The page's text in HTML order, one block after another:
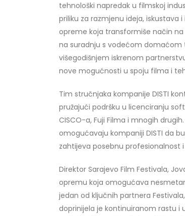
tehnološki napredak u filmskoj
priliku za razmjenu ideja,
opreme koja transformiše način
na suradnju s vodećom domaćom
višegodišnjem iskrenom
nove mogućnosti u spoju filma i
Tim stručnjaka kompanije DISTI
pružajući podršku u licenciranju
CISCO-a, Fuji Filma i mnogih
omogućavaju kompaniji DISTI da
zahtijeva posebnu profesionalnost
Direktor Sarajevo Film Festivala,
opremu koja omogućava
jedan od ključnih partnera
doprinijela je kontinuiranom rastu i